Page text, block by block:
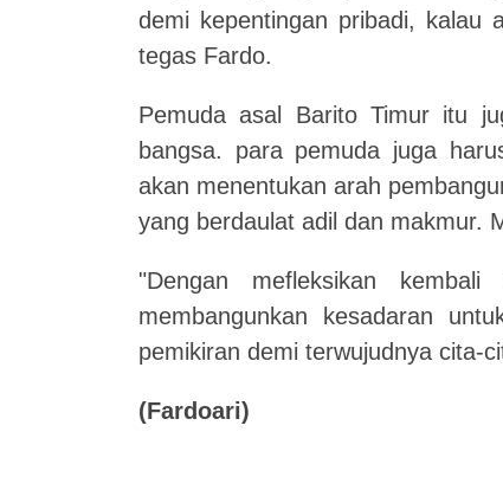
demi kepentingan pribadi, kalau
tegas Fardo.
Pemuda asal Barito Timur itu
bangsa. para pemuda juga
akan menentukan arah
yang berdaulat adil dan makmur.
"Dengan mefleksikan
membangunkan kesadaran
pemikiran demi terwujudnya cita-
(Fardoari)